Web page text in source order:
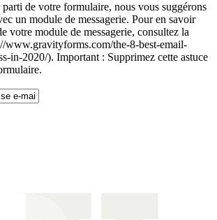
de votre formulaire, nous vous suggérons
un module de messagerie. Pour en savoir
votre module de messagerie, consultez la
www.gravityforms.com/the-8-best-email-
in-2020/). Important : Supprimez cette astuce